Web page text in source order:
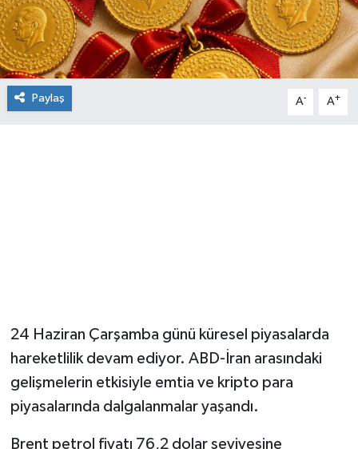
Paylaş A- A+
24 Haziran Çarşamba günü küresel piyasalarda
hareketlilik devam ediyor. ABD-İran arasındaki
gelişmelerin etkisiyle emtia ve kripto para
piyasalarında dalgalanmalar yaşandı.
Brent petrol fiyatı 76,2 dolar seviyesine